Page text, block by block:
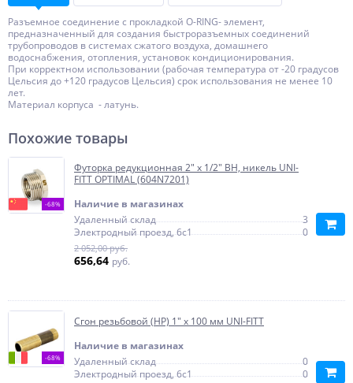
Разъемное соединение с прокладкой O-RING- элемент,
предназначенный для создания быстроразъемных соединений
трубопроводов в системах сжатого воздуха, домашнего
водоснабжения, отопления, установок кондиционирования.
При корректном использовании (рабочая температура от -20 градусов
Цельсия до +120 градусов Цельсия) срок использования не менее 10
лет.
Материал корпуса - латунь.
Похожие товары
-68%
Футорка редукционная 2" x 1/2" ВН, никель UNI-
FITT OPTIMAL (604N7201)
Наличие в магазинах
Удаленный склад
3
Электродный проезд, 6с1
0
2 052,00 руб.
656,64 руб.
-68%
Сгон резьбовой (НР) 1" x 100 мм UNI-FITT
Наличие в магазинах
Удаленный склад
0
Электродный проезд, 6с1
0